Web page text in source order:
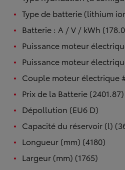
Type de batterie (lithium
Batterie : A / V / kWh
Puissance moteur
Puissance moteur
Couple moteur électrique
Prix de la Batterie (2401.87)
Dépollution (EU6 D)
Capacité du réservoir (l)
Longueur (mm) (4180)
Largeur (mm) (1765)